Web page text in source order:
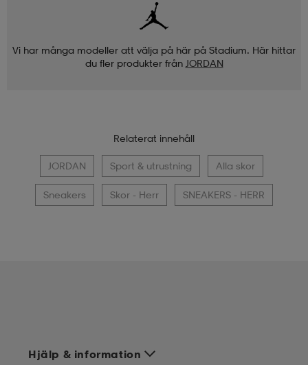
Vi har många modeller att välja på här på Stadium. Här hittar
du fler produkter från JORDAN
Relaterat innehåll
JORDAN Sport & utrustning Alla skor
Sneakers Skor - Herr SNEAKERS - HERR
Hjälp & information